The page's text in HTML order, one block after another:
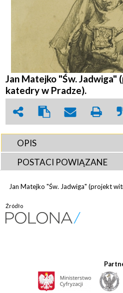
Jan Matejko "Św.
katedry w Pradze).
OPIS
POSTACI POWIĄZANE
Jan Matejko "Św. Jadwiga" (projekt
Źródło